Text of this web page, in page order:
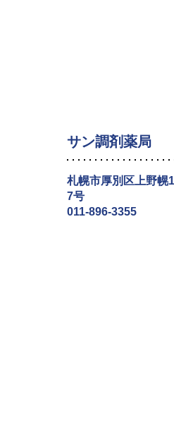
サン調剤薬局
札幌市厚別区上野幌
7号
011-896-3355